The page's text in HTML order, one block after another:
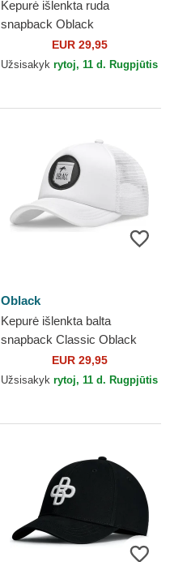
Kepurė išlenkta ruda
snapback Oblack
EUR 29,95
Užsisakyk rytoj, 11 d. Rugpjūtis
Oblack
Kepurė išlenkta balta
snapback Classic Oblack
EUR 29,95
Užsisakyk rytoj, 11 d. Rugpjūtis